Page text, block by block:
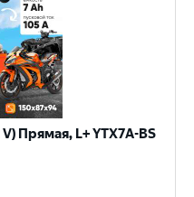
Прямая, L+ YTX7A-BS